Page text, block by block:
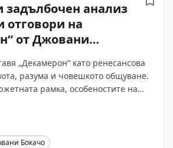
задълбочен анализ
отговори на
от Джовани
победа на
„Декамерон“ като ренесансова
разума и човешкото общуване.
рамка, особеностите на
Бокачо